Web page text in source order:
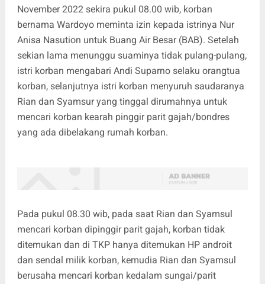
November 2022 sekira pukul 08.00 wib, korban
bernama Wardoyo meminta izin kepada istrinya Nur
Anisa Nasution untuk Buang Air Besar (BAB). Setelah
sekian lama menunggu suaminya tidak pulang-pulang,
istri korban mengabari Andi Suparno selaku orangtua
korban, selanjutnya istri korban menyuruh saudaranya
Rian dan Syamsur yang tinggal dirumahnya untuk
mencari korban kearah pinggir parit gajah/bondres
yang ada dibelakang rumah korban.
Pada pukul 08.30 wib, pada saat Rian dan Syamsul
mencari korban dipinggir parit gajah, korban tidak
ditemukan dan di TKP hanya ditemukan HP androit
dan sendal milik korban, kemudia Rian dan Syamsul
berusaha mencari korban kedalam sungai/parit